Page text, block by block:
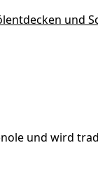
und
und wird